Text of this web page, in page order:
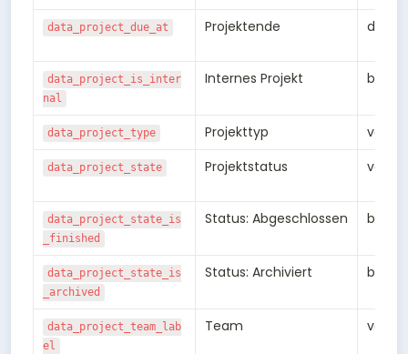
data_project_due_at Projektende date
data_project_is_inter
nal
Internes Projekt bool
data_project_type Projekttyp
data_project_state Projektstatus
data_project_state_is
_finished
Status: Abgeschlossen bool
data_project_state_is
_archived
Status: Archiviert bool
data_project_team_lab
el
Team